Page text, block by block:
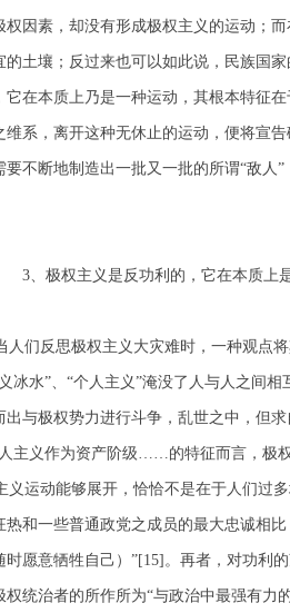
权因素，却没有形成极权主义的运动；
的土壤；反过来也可以如此说，民族国
它在本质上乃是一种运动，其根本特征
维系，离开这种无休止的运动，便将宣
要不断地制造出一批又一批的所谓“敌人
是反功利的，它在本质上是一
们反思极权主义大灾难时，一种观点
冰水”、“个人主义”淹没了人与人之间
出与极权势力进行斗争，乱世之中，但
主义作为资产阶级……的特征而言，极
义运动能够展开，恰恰不是在于人们过
热和一些普通政党之成员的最大忠诚相
时愿意牺牲自己）”[15]。再者，对功利
权统治者的所作所为“与政治中最强有力